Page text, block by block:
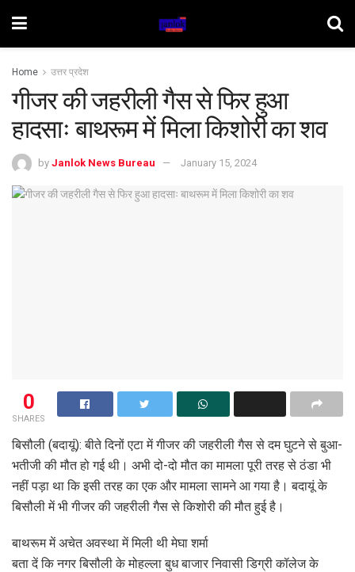
Home उत्तर प्रदेश
गीजर की जहरीली गैस से फिर हुआ
हादसाः बाथरूम में मिला किशोरी का शव
by Janlok News Bureau January 15, 2024
0
SHARES
बिसौली (बदायूं): बीते दिनों एटा में गीजर की जहरीली गैस से दम घुटने से बुआ-
भतीजी की मौत हो गई थी। अभी दो-दो मौत का मामला पूरी तरह से ठंडा भी
नहीं पड़ा था कि इसी तरह का एक और मामला सामने आ गया है। बदायूं के
बिसौली में भी गीजर की जहरीली गैस से किशोरी की मौत हुई है।
बाथरूम में अचेत अवस्था में मिली थी मेघा शर्मा
बता दें कि नगर बिसौली के मोहल्ला बुध बाजार निवासी डिग्री कॉलेज के